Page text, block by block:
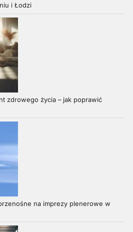
i Łodzi
zdrowego życia – jak poprawić
na imprezy plenerowe w